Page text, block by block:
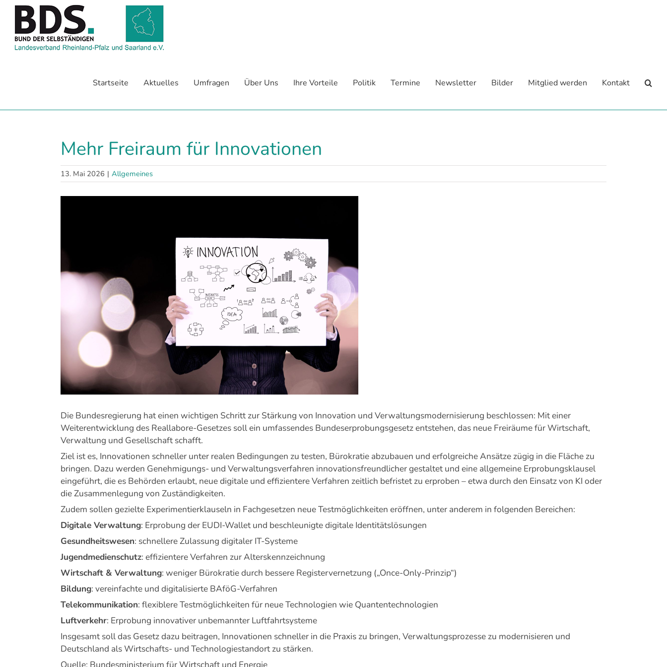
Zum
springen
Startseite Aktuelles Umfragen Über Uns Ihre Vorteile Politik Termine Newsletter Bilder Mitglied werden Kontakt
Mehr Freiraum für Innovationen
13. Mai 2026 | Allgemeines
Die Bundesregierung hat einen wichtigen Schritt zur Stärkung von Innovation und Verwaltungsmodernisierung beschlossen: Mit einer
Weiterentwicklung des Reallabore-Gesetzes soll ein umfassendes Bundeserprobungsgesetz entstehen, das neue Freiräume für Wirtschaft,
Verwaltung und Gesellschaft schafft.
Ziel ist es, Innovationen schneller unter realen Bedingungen zu testen, Bürokratie abzubauen und erfolgreiche Ansätze zügig in die Fläche zu
bringen. Dazu werden Genehmigungs- und Verwaltungsverfahren innovationsfreundlicher gestaltet und eine allgemeine Erprobungsklausel
eingeführt, die es Behörden erlaubt, neue digitale und effizientere Verfahren zeitlich befristet zu erproben – etwa durch den Einsatz von KI oder
die Zusammenlegung von Zuständigkeiten.
Zudem sollen gezielte Experimentierklauseln in Fachgesetzen neue Testmöglichkeiten eröffnen, unter anderem in folgenden Bereichen:
Digitale Verwaltung: Erprobung der EUDI-Wallet und beschleunigte digitale Identitätslösungen
Gesundheitswesen: schnellere Zulassung digitaler IT-Systeme
Jugendmedienschutz: effizientere Verfahren zur Alterskennzeichnung
Wirtschaft & Verwaltung: weniger Bürokratie durch bessere Registervernetzung („Once-Only-Prinzip“)
Bildung: vereinfachte und digitalisierte BAföG-Verfahren
Telekommunikation: flexiblere Testmöglichkeiten für neue Technologien wie Quantentechnologien
Luftverkehr: Erprobung innovativer unbemannter Luftfahrtsysteme
Insgesamt soll das Gesetz dazu beitragen, Innovationen schneller in die Praxis zu bringen, Verwaltungsprozesse zu modernisieren und
Deutschland als Wirtschafts- und Technologiestandort zu stärken.
Quelle: Bundesministerium für Wirtschaft und Energie